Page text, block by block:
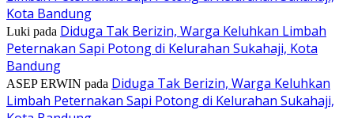
Kota Bandung
Luki pada Diduga Tak Berizin, Warga Keluhkan Limbah
Peternakan Sapi Potong di Kelurahan Sukahaji, Kota
Bandung
ASEP ERWIN pada Diduga Tak Berizin, Warga Keluhkan
Limbah Peternakan Sapi Potong di Kelurahan Sukahaji,